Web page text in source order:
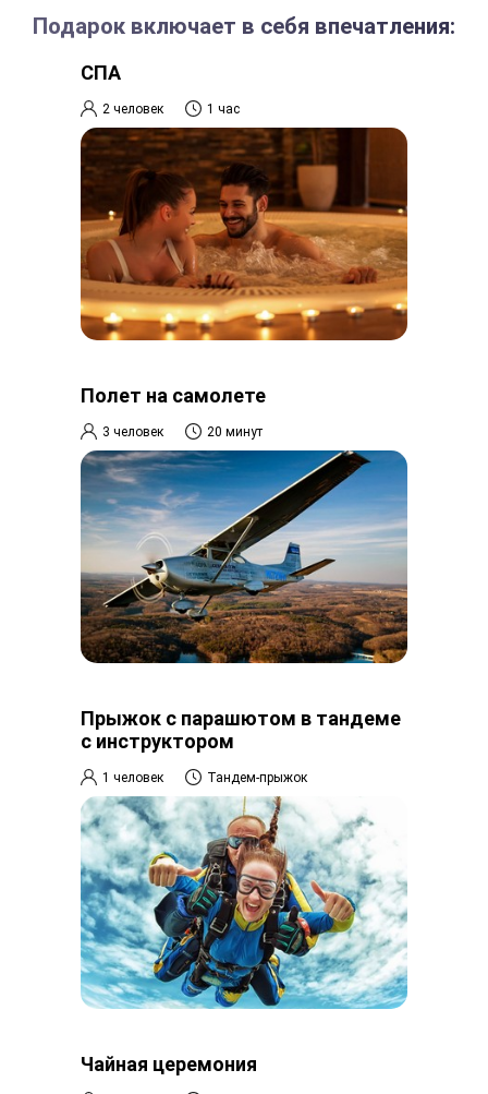
Подарок включает в себя впечатления:
СПА
2 человек 1 час
Полет на самолете
3 человек 20 минут
Прыжок с парашютом в тандеме
с инструктором
1 человек Тандем-прыжок
Чайная церемония